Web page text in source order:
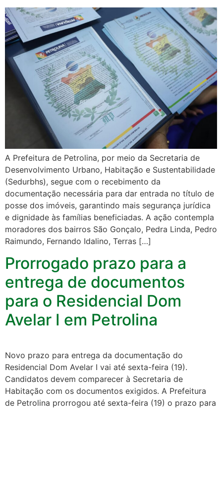
A Prefeitura de Petrolina, por meio da Secretaria de
Desenvolvimento Urbano, Habitação e Sustentabilidade
(Sedurbhs), segue com o recebimento da
documentação necessária para dar entrada no título de
posse dos imóveis, garantindo mais segurança jurídica
e dignidade às famílias beneficiadas. A ação contempla
moradores dos bairros São Gonçalo, Pedra Linda, Pedro
Raimundo, Fernando Idalino, Terras […]
Prorrogado prazo para a
entrega de documentos
para o Residencial Dom
Avelar I em Petrolina
Novo prazo para entrega da documentação do
Residencial Dom Avelar I vai até sexta-feira (19).
Candidatos devem comparecer à Secretaria de
Habitação com os documentos exigidos. A Prefeitura
de Petrolina prorrogou até sexta-feira (19) o prazo para